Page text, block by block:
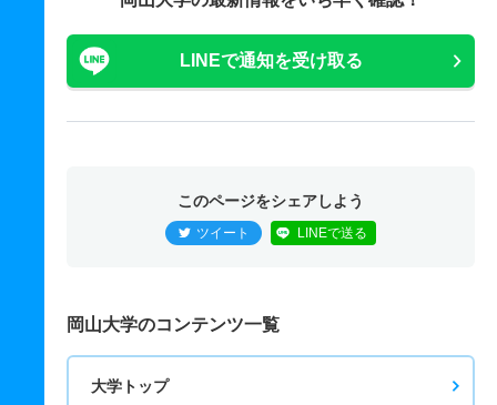
LINEで通知を受け取る
このページをシェアしよう
ツイート LINEで送る
岡山大学のコンテンツ一覧
大学トップ